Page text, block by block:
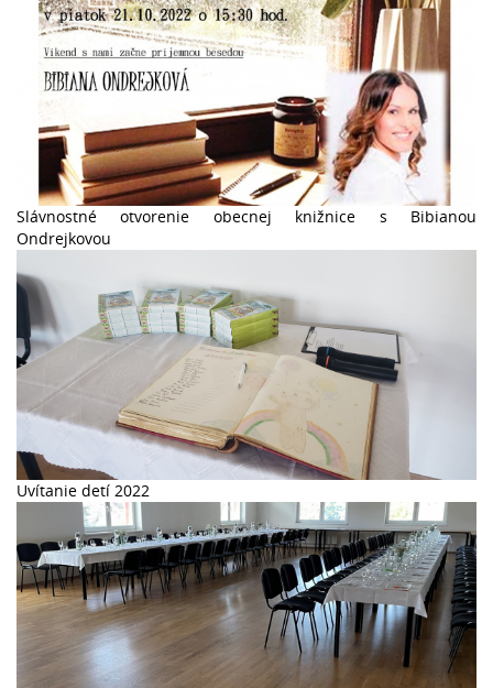
Slávnostné otvorenie obecnej knižnice s Bibianou
Ondrejkovou
Uvítanie detí 2022